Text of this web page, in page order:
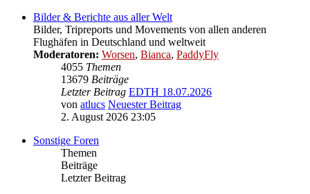
Bilder & Berichte aus aller Welt
Bilder, Tripreports und Movements von allen anderen
Flughäfen in Deutschland und weltweit
Moderatoren: Worsen, Bianca, PaddyFly
4055 Themen
13679 Beiträge
Letzter Beitrag EDTH 18.07.2026
von atlucs Neuester Beitrag
2. August 2026 23:05
Sonstige Foren
Themen
Beiträge
Letzter Beitrag